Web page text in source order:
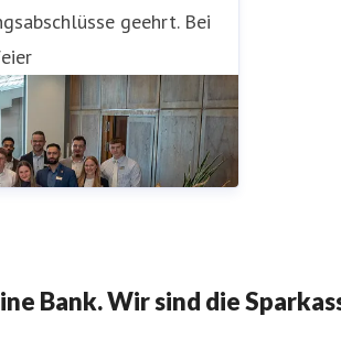
geehrt. Bei
Bank. Wir sind die